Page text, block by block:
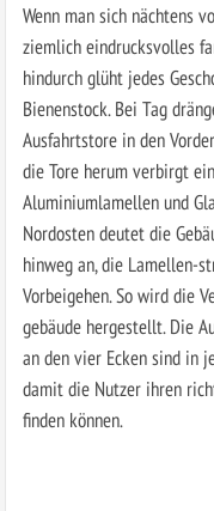
Wenn man sich nächtens
ziemlich eindrucksvolles
hindurch glüht jedes
Bienenstock. Bei Tag
Ausfahrtstore in den
die Tore herum verbirgt
Aluminiumlamellen und
Nordosten deutet die
hinweg an, die Lamellen-
Vorbeigehen. So wird die
gebäude hergestellt. Die
an den vier Ecken sind in
damit die Nutzer ihren
finden können.